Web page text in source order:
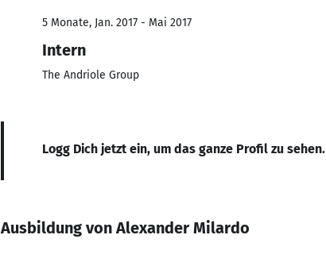
5 Monate, Jan. 2017 - Mai 2017
Intern
The Andriole Group
Logg Dich jetzt ein, um das ganze Profil zu sehen.
Ausbildung von Alexander Milardo